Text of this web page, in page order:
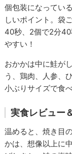
個包装になってい
しいポイント。袋
40秒、2個で2分
やすい！
おかかは中に鮭が
う、鶏肉、人参、
小ぶりサイズで食
実食レビュー
温めると、焼き目
かは、想像以上に